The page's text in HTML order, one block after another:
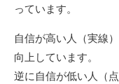
っています。
自信が高い人（実線
向上しています。
逆に自信が低い人（